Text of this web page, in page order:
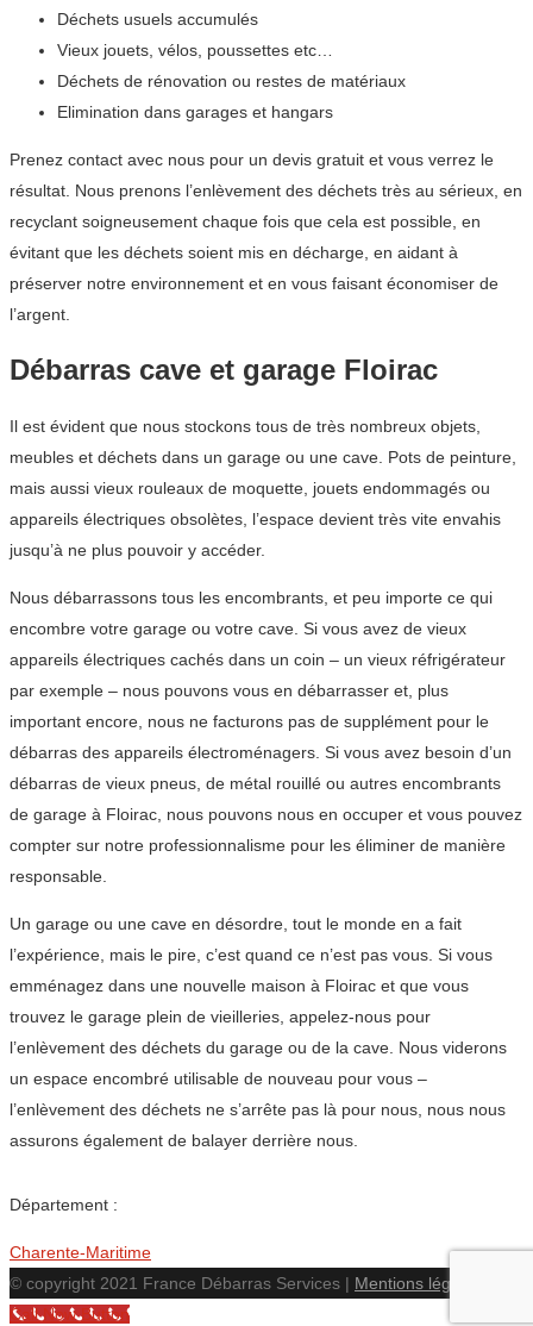
Déchets usuels accumulés
Vieux jouets, vélos, poussettes etc…
Déchets de rénovation ou restes de matériaux
Elimination dans garages et hangars
Prenez contact avec nous pour un devis gratuit et vous verrez le
résultat. Nous prenons l’enlèvement des déchets très au sérieux, en
recyclant soigneusement chaque fois que cela est possible, en
évitant que les déchets soient mis en décharge, en aidant à
préserver notre environnement et en vous faisant économiser de
l’argent.
Débarras cave et garage Floirac
Il est évident que nous stockons tous de très nombreux objets,
meubles et déchets dans un garage ou une cave. Pots de peinture,
mais aussi vieux rouleaux de moquette, jouets endommagés ou
appareils électriques obsolètes, l’espace devient très vite envahis
jusqu’à ne plus pouvoir y accéder.
Nous débarrassons tous les encombrants, et peu importe ce qui
encombre votre garage ou votre cave. Si vous avez de vieux
appareils électriques cachés dans un coin – un vieux réfrigérateur
par exemple – nous pouvons vous en débarrasser et, plus
important encore, nous ne facturons pas de supplément pour le
débarras des appareils électroménagers. Si vous avez besoin d’un
débarras de vieux pneus, de métal rouillé ou autres encombrants
de garage à Floirac, nous pouvons nous en occuper et vous pouvez
compter sur notre professionnalisme pour les éliminer de manière
responsable.
Un garage ou une cave en désordre, tout le monde en a fait
l’expérience, mais le pire, c’est quand ce n’est pas vous. Si vous
emménagez dans une nouvelle maison à Floirac et que vous
trouvez le garage plein de vieilleries, appelez-nous pour
l’enlèvement des déchets du garage ou de la cave. Nous viderons
un espace encombré utilisable de nouveau pour vous –
l’enlèvement des déchets ne s’arrête pas là pour nous, nous nous
assurons également de balayer derrière nous.
Département :
Charente-Maritime
© copyright 2021 France Débarras Services | Mentions légales
Call Now Button